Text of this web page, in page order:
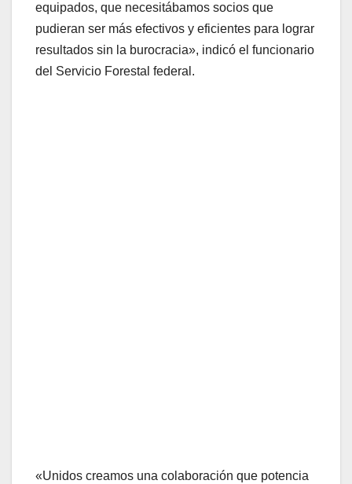
equipados, que necesitábamos socios que
pudieran ser más efectivos y eficientes para lograr
resultados sin la burocracia», indicó el funcionario
del Servicio Forestal federal.
«Unidos creamos una colaboración que potencia